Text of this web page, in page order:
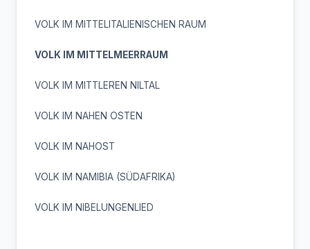
VOLK IM MITTELITALIENISCHEN RAUM
VOLK IM MITTELMEERRAUM
VOLK IM MITTLEREN NILTAL
VOLK IM NAHEN OSTEN
VOLK IM NAHOST
VOLK IM NAMIBIA (SÜDAFRIKA)
VOLK IM NIBELUNGENLIED